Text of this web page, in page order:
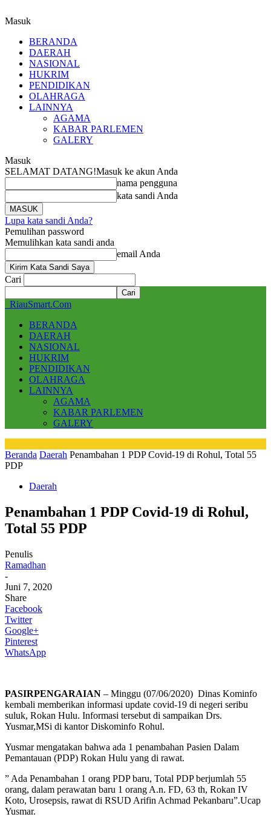
Masuk
BERANDA
DAERAH
NASIONAL
HUKRIM
PENDIDIKAN
OLAHRAGA
LAINNYA
AGAMA
KABAR PARLEMEN
GALERY
Masuk
SELAMAT DATANG!Masuk ke akun Anda
nama pengguna
kata sandi Anda
Lupa kata sandi Anda?
Pemulihan password
Memulihkan kata sandi anda
email Anda
Cari
RiauSmart.Com
BERANDA
DAERAH
NASIONAL
HUKRIM
PENDIDIKAN
OLAHRAGA
LAINNYA
AGAMA
KABAR PARLEMEN
GALERY
Beranda Daerah Penambahan 1 PDP Covid-19 di Rohul, Total 55
PDP
Daerah
Penambahan 1 PDP Covid-19 di Rohul,
Total 55 PDP
Penulis
Ramadhan
-
Juni 7, 2020
Share
Facebook
Twitter
Google+
Pinterest
WhatsApp
PASIRPENGARAIAN – Minggu (07/06/2020) Dinas Kominfo
kembali memberikan informasi update covid-19 di negeri seribu
suluk, Rokan Hulu. Informasi tersebut di sampaikan Drs.
Yusmar,MSi di kantor Diskominfo Rohul.
Yusmar mengatakan bahwa ada 1 penambahan Pasien Dalam
Pemantauan (PDP) Rokan Hulu yang di rawat.
” Ada Penambahan 1 orang PDP baru, Total PDP berjumlah 55
orang, dalam perawatan baru 1 orang A.n. FD, 63 th, Rokan IV
Koto, Urosepsis, rawat di RSUD Arifin Achmad Pekanbaru”.Ucap
Yusmar.